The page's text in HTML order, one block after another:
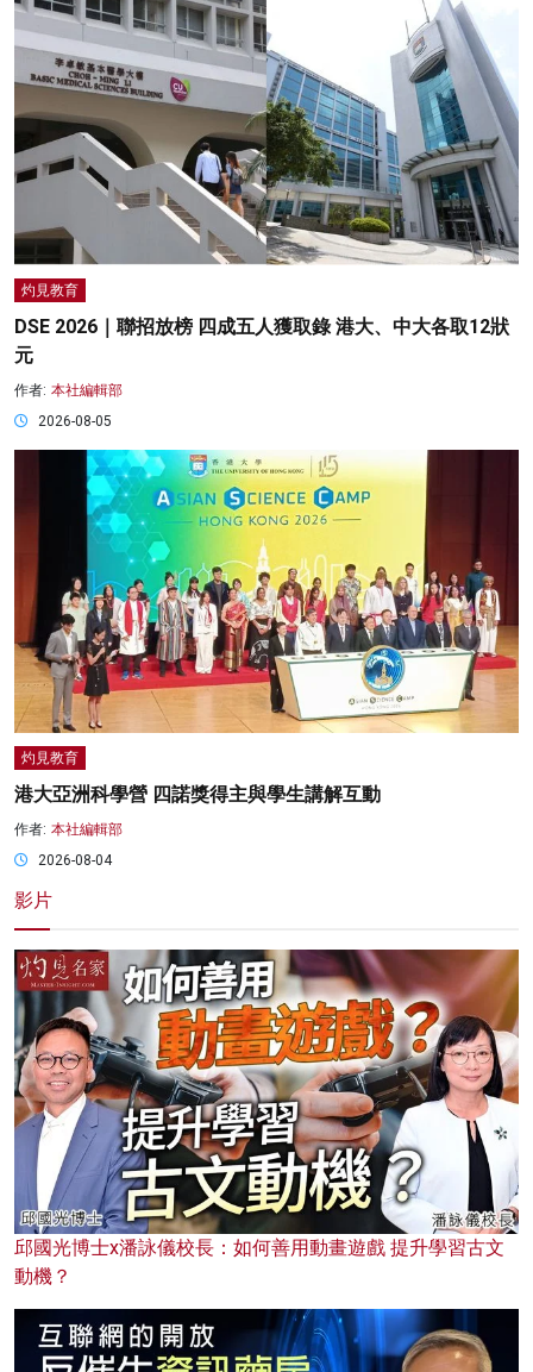
灼見教育
DSE 2026｜聯招放榜 四成五人獲取錄 港大、中大各取12狀
元
作者: 本社編輯部
2026-08-05
灼見教育
港大亞洲科學營 四諾獎得主與學生講解互動
作者: 本社編輯部
2026-08-04
影片
邱國光博士x潘詠儀校長：如何善用動畫遊戲 提升學習古文
動機？